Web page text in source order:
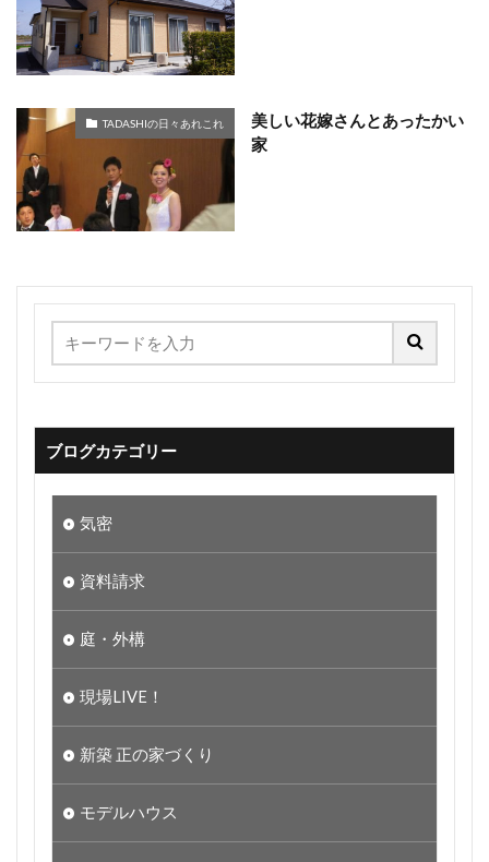
TADASHIの日々あれこれ
美しい花嫁さんとあったかい
家
ブログカテゴリー
気密
資料請求
庭・外構
現場LIVE！
新築 正の家づくり
モデルハウス